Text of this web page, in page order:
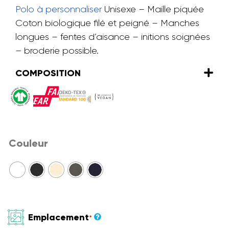
Polo à personnaliser Unisexe – Maille piquée
Coton biologique filé et peigné – Manches
longues – fentes d’aisance – initions soignées
– broderie possible.
COMPOSITION
Couleur
Emplacement*